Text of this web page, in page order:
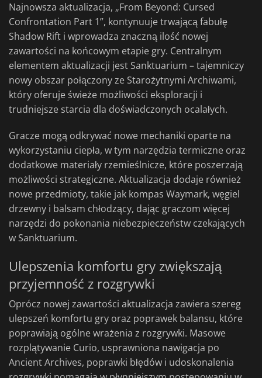
Najnowsza aktualizacja, „From Beyond: Cursed
Confrontation Part 1”, kontynuuje trwającą fabułę
Shadow Rift i wprowadza znaczną ilość nowej
zawartości na końcowym etapie gry. Centralnym
elementem aktualizacji jest Sanktuarium – tajemniczy
nowy obszar połączony ze Starożytnymi Archiwami,
który oferuje świeże możliwości eksploracji i
trudniejsze starcia dla doświadczonych ocalałych.
Gracze mogą odkrywać nowe mechaniki oparte na
wykorzystaniu ciepła, w tym narzędzia termiczne oraz
dodatkowe materiały rzemieślnicze, które poszerzają
możliwości strategiczne. Aktualizacja dodaje również
nowe przedmioty, takie jak kompas Waymark, węgiel
drzewny i balsam chłodzący, dając graczom więcej
narzędzi do pokonania niebezpieczeństw czekających
w Sanktuarium.
Ulepszenia komfortu gry zwiększają
przyjemność z rozgrywki
Oprócz nowej zawartości aktualizacja zawiera szereg
ulepszeń komfortu gry oraz poprawek balansu, które
poprawiają ogólne wrażenia z rozgrywki. Masowe
rozplątywanie Curio, usprawniona nawigacja po
Ancient Archives, poprawki błędów i udoskonalenia